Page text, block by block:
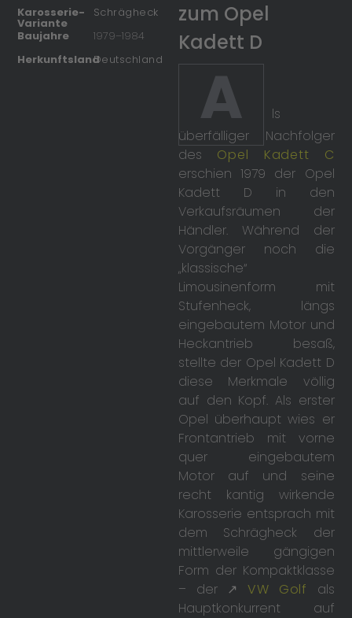
Karosserie-
Variante
Schrägheck
Baujahre
1979–1984
HerkunftslandDeutschland
zum Opel
Kadett D
A
ls
überfälliger Nachfolger
des Opel Kadett C
erschien 1979 der Opel
Kadett D in den
Verkaufsräumen der
Händler. Während der
Vorgänger noch die
„klassische“
Limousinenform mit
Stufenheck, längs
eingebautem Motor und
Heckantrieb besaß,
stellte der Opel Kadett D
diese Merkmale völlig
auf den Kopf. Als erster
Opel überhaupt wies er
Frontantrieb mit vorne
quer eingebautem
Motor auf und seine
recht kantig wirkende
Karosserie entsprach mit
dem Schrägheck der
mittlerweile gängigen
Form der Kompaktklasse
– der ↗ VW Golf als
Hauptkonkurrent auf